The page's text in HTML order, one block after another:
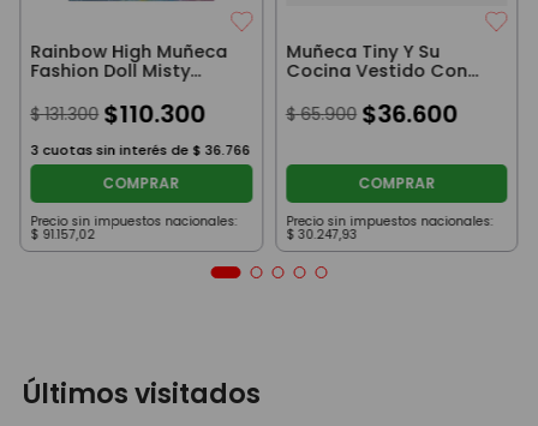
Rainbow High Muñeca
Fashion Doll Misty
$ 131.300 $110.300
3 cuotas sin interés de $ 36.766
COMPRAR
Precio sin impuestos nacionales:
$ 91.157,02
Muñeca Tiny Y Su
Cocina Vestido Con
$ 65.900 $36.600
COMPRAR
Precio sin impuestos nacionales:
$ 30.247,93
Últimos visitados